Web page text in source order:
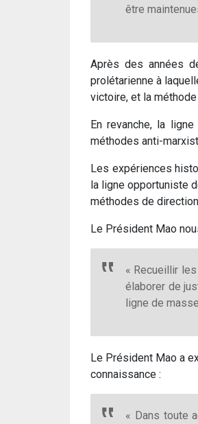
être
Après des années
prolétarienne à
victoire, et la
En revanche, la
méthodes anti-
Les expériences
la ligne opportuniste
méthodes de
Le Président Mao
« Recueillir
élaborer de
ligne de
Le Président Mao a
connaissance :
« Dans toute